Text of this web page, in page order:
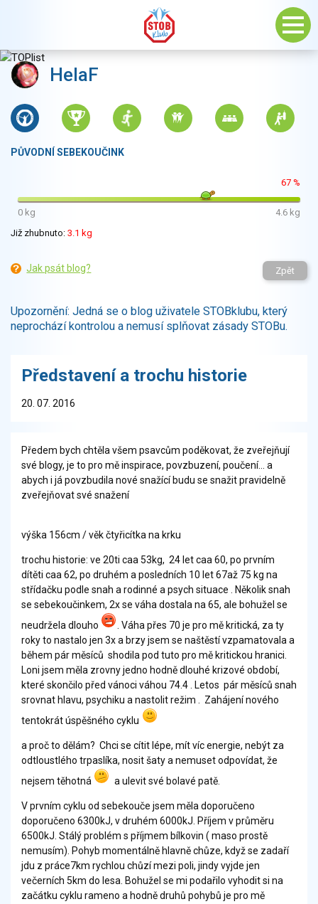
HelaF
PŮVODNÍ SEBEKOUČINK
67 %
0 kg
4.6 kg
Již zhubnuto: 3.1 kg
Jak psát blog? Zpět
Upozornění: Jedná se o blog uživatele STOBklubu, který
neprochází kontrolou a nemusí splňovat zásady STOBu.
Představení a trochu historie
20. 07. 2016
Předem bych chtěla všem psavcům poděkovat, že zveřejňují
své blogy, je to pro mě inspirace, povzbuzení, poučení... a
abych i já povzbudila nové snažící budu se snažit pravidelně
zveřejňovat své snažení
výška 156cm / věk čtyřicítka na krku
trochu historie: ve 20ti caa 53kg, 24 let caa 60, po prvním
dítěti caa 62, po druhém a posledních 10 let 67až 75 kg na
střídačku podle snah a rodinné a psych situace . Několik snah
se sebekoučinkem, 2x se váha dostala na 65, ale bohužel se
neudržela dlouho
. Váha přes 70 je pro mě kritická, za ty
roky to nastalo jen 3x a brzy jsem se naštěstí vzpamatovala a
během pár měsíců shodila pod tuto pro mě kritickou hranici.
Loni jsem měla zrovny jedno hodně dlouhé krizové období,
které skončilo před vánoci váhou 74.4 . Letos pár měsíců snah
srovnat hlavu, psychiku a nastolit režim . Zahájení nového
tentokrát úspěšného cyklu
a proč to dělám? Chci se cítit lépe, mít víc energie, nebýt za
odtloustlého trpaslíka, nosit šaty a nemuset odpovídat, že
nejsem těhotná
a ulevit své bolavé patě.
V prvním cyklu od sebekouče jsem měla doporučeno
doporučeno 6300kJ, v druhém 6000kJ. Příjem v průměru
6500kJ. Stálý problém s příjmem bílkovin ( maso prostě
nemusím). Pohyb momentálně hlavně chůze, když se zadaří
jdu z práce7km rychlou chůzí mezi poli, jindy vyjde jen
večerních 5km do lesa. Bohužel se mi podařilo vyhodit si na
začátku cyklu rameno a hodně druhů pohybů je pro mě